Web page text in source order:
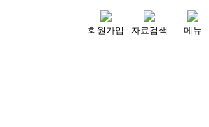
회원가입 자료검색 메뉴